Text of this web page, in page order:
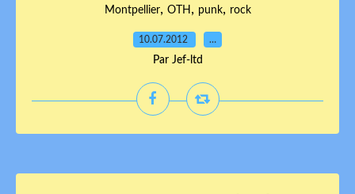
Montpellier, OTH , punk, rock
10.07.2012 …
Par Jef-ltd